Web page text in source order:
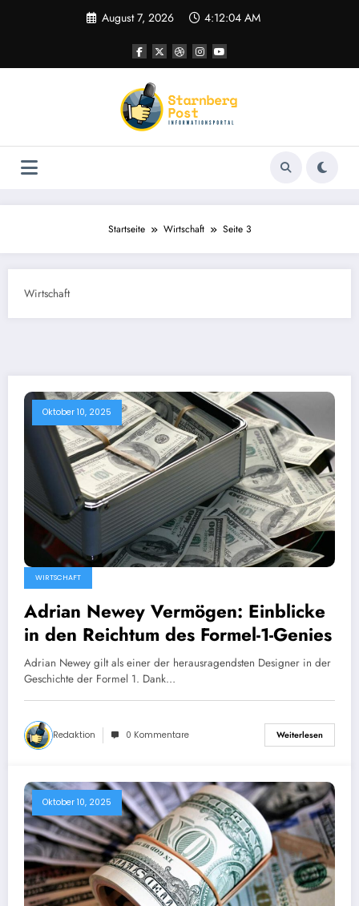
August 7, 2026 4:12:05 AM
Startseite Wirtschaft Seite 3
Wirtschaft
Oktober 10, 2025
WIRTSCHAFT
Adrian Newey Vermögen: Einblicke
in den Reichtum des Formel-1-Genies
Adrian Newey gilt als einer der herausragendsten Designer in der
Geschichte der Formel 1. Dank…
Redaktion 0 Kommentare Weiterlesen
Oktober 10, 2025